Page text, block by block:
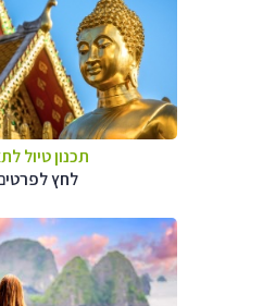
תכנון טיול
לחץ